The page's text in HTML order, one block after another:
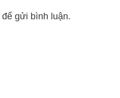
để gửi bình luận.